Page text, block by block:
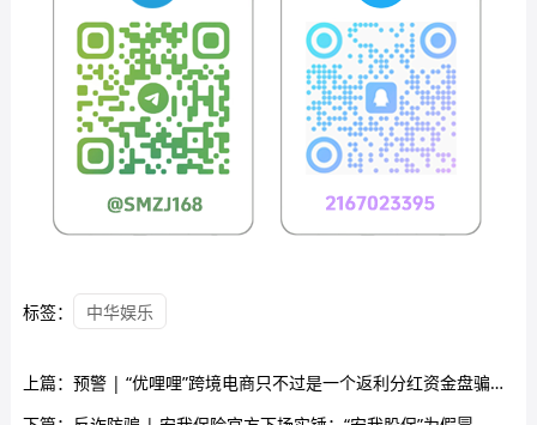
标签： 中华娱乐
上篇： 预警 | “优哩哩”跨境电商只不过是一个返利分红资金盘骗局，小心被骗。